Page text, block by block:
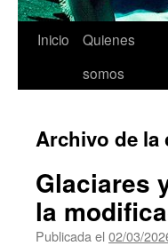
Inicio
Quienes
somos
Archivo de la
Glaciares
la
Publicada el 02/03/